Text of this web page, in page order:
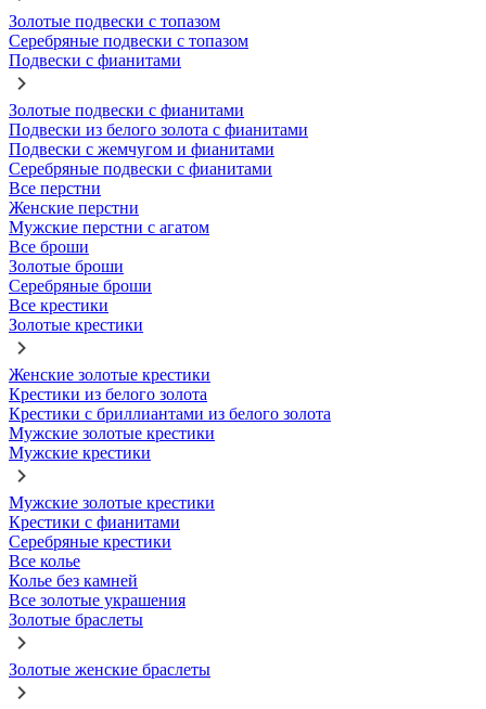
Золотые подвески с топазом
Серебряные подвески с топазом
Подвески с фианитами
Золотые подвески с фианитами
Подвески из белого золота с фианитами
Подвески с жемчугом и фианитами
Серебряные подвески с фианитами
Все перстни
Женские перстни
Мужские перстни с агатом
Все броши
Золотые броши
Серебряные броши
Все крестики
Золотые крестики
Женские золотые крестики
Крестики из белого золота
Крестики с бриллиантами из белого золота
Мужские золотые крестики
Мужские крестики
Мужские золотые крестики
Крестики с фианитами
Серебряные крестики
Все колье
Колье без камней
Все золотые украшения
Золотые браслеты
Золотые женские браслеты